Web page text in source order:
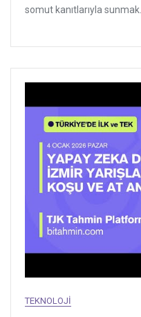
somut kanıtlarıyla sunmak...
TEKNOLOJI